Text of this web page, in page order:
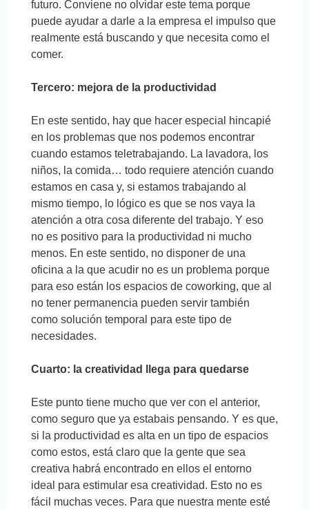
futuro. Conviene no olvidar este tema porque
puede ayudar a darle a la empresa el impulso que
realmente está buscando y que necesita como el
comer.
Tercero: mejora de la productividad
En este sentido, hay que hacer especial hincapié
en los problemas que nos podemos encontrar
cuando estamos teletrabajando. La lavadora, los
niños, la comida… todo requiere atención cuando
estamos en casa y, si estamos trabajando al
mismo tiempo, lo lógico es que se nos vaya la
atención a otra cosa diferente del trabajo. Y eso
no es positivo para la productividad ni mucho
menos. En este sentido, no disponer de una
oficina a la que acudir no es un problema porque
para eso están los espacios de coworking, que al
no tener permanencia pueden servir también
como solución temporal para este tipo de
necesidades.
Cuarto: la creatividad llega para quedarse
Este punto tiene mucho que ver con el anterior,
como seguro que ya estabais pensando. Y es que,
si la productividad es alta en un tipo de espacios
como estos, está claro que la gente que sea
creativa habrá encontrado en ellos el entorno
ideal para estimular esa creatividad. Esto no es
fácil muchas veces. Para que nuestra mente esté